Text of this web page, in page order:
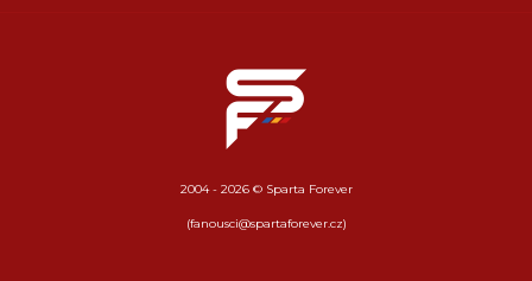
2004 - 2026 © Sparta Forever
(fanousci@spartaforever.cz)